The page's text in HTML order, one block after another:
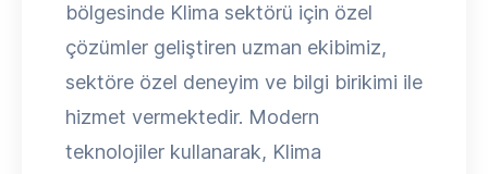
bölgesinde Klima sektörü için özel
çözümler geliştiren uzman ekibimiz,
sektöre özel deneyim ve bilgi birikimi ile
hizmet vermektedir. Modern
teknolojiler kullanarak, Klima